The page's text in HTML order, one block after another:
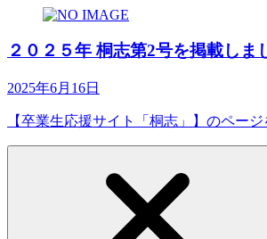
２０２５年 桐志第2号を掲載しま
2025年6月16日
【卒業生応援サイト「桐志」】のページ